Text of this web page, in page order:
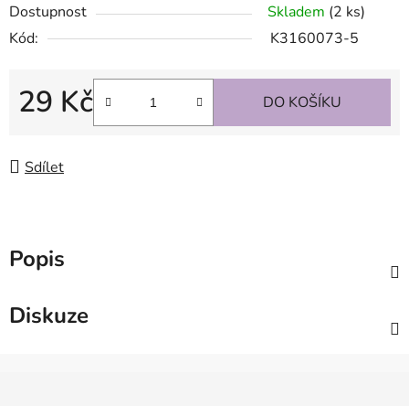
Dostupnost Skladem (2 ks)
Kód:
K3160073-5
29 Kč
Měrná cena:
DO KOŠÍKU
Sdílet
Popis
Diskuze